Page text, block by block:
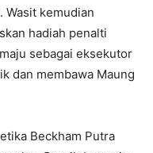
Wasit kemudian
hadiah penalti
sebagai eksekutor
dan membawa Maung
Beckham Putra